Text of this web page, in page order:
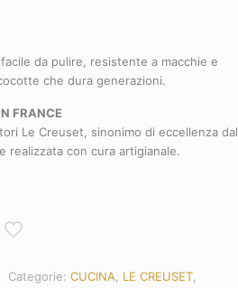
da pulire, resistente a macchie e
che dura generazioni.
FRANCE
Le Creuset, sinonimo di eccellenza dal
realizzata con cura artigianale.
Categorie:CUCINA LE CREUSET